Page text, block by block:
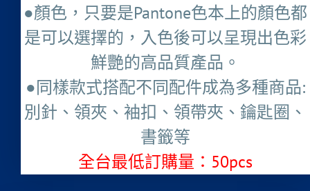
●顏色，只要是Pantone色本上的顏色都
是可以選擇的，入色後可以呈現出色彩
鮮艷的高品質產品。
●同樣款式搭配不同配件成為多種商品:
別針、領夾、袖扣、領帶夾、鑰匙圈、
書籤等
全台最低訂購量：50pcs